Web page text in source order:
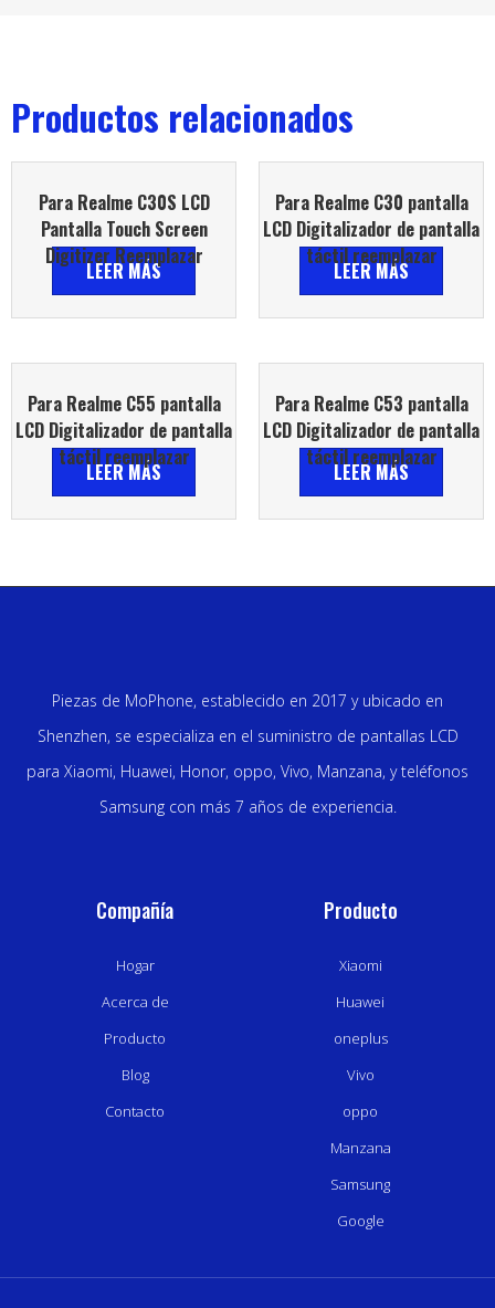
Productos relacionados
Para Realme C30S LCD
Pantalla Touch Screen
Digitizer Reemplazar
LEER MÁS
Para Realme C30 pantalla
LCD Digitalizador de pantalla
táctil reemplazar
LEER MÁS
Para Realme C55 pantalla
LCD Digitalizador de pantalla
táctil reemplazar
LEER MÁS
Para Realme C53 pantalla
LCD Digitalizador de pantalla
táctil reemplazar
LEER MÁS
Piezas de MoPhone, establecido en 2017 y ubicado en
Shenzhen, se especializa en el suministro de pantallas LCD
para Xiaomi, Huawei, Honor, oppo, Vivo, Manzana, y teléfonos
Samsung con más 7 años de experiencia.
Compañía
Hogar
Acerca de
Producto
Blog
Contacto
Producto
Xiaomi
Huawei
oneplus
Vivo
oppo
Manzana
Samsung
Google